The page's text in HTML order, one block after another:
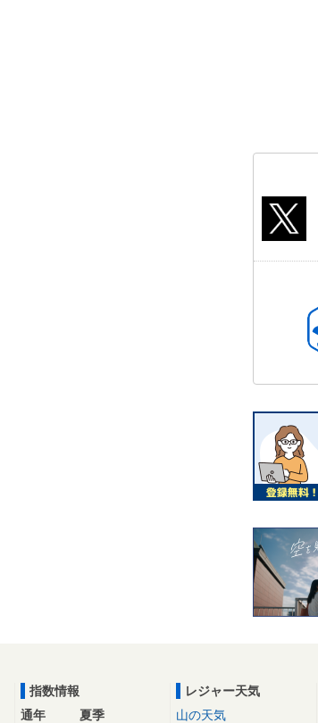
指数情報
通年
夏季
レジャー天気
山の天気